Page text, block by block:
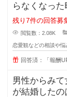
らなくなっ
恋人の転勤が
残り7件の回答募
閲覧数：2.08K
恋愛観などの相談や悩
回答済：「報酬
男性からみ
が結婚した